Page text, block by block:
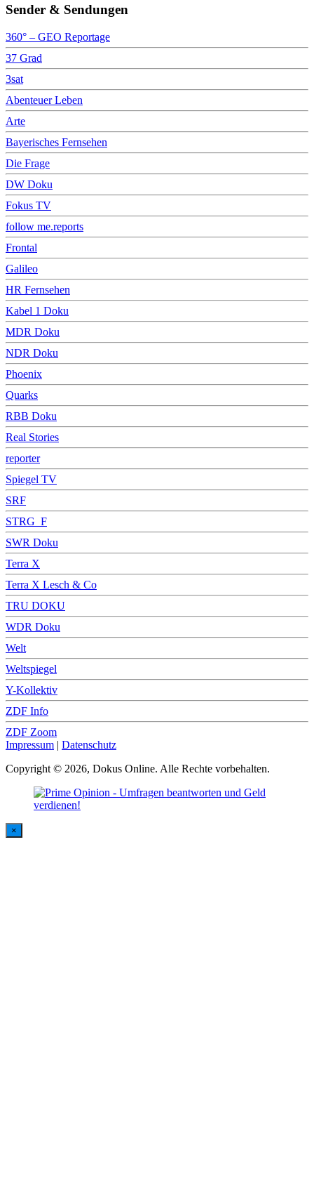
Sender & Sendungen
360° – GEO Reportage
37 Grad
3sat
Abenteuer Leben
Arte
Bayerisches Fernsehen
Die Frage
DW Doku
Fokus TV
follow me.reports
Frontal
Galileo
HR Fernsehen
Kabel 1 Doku
MDR Doku
NDR Doku
Phoenix
Quarks
RBB Doku
Real Stories
reporter
Spiegel TV
SRF
STRG_F
SWR Doku
Terra X
Terra X Lesch & Co
TRU DOKU
WDR Doku
Welt
Weltspiegel
Y-Kollektiv
ZDF Info
ZDF Zoom
Impressum | Datenschutz
Copyright © 2026, Dokus Online. Alle Rechte vorbehalten.
×